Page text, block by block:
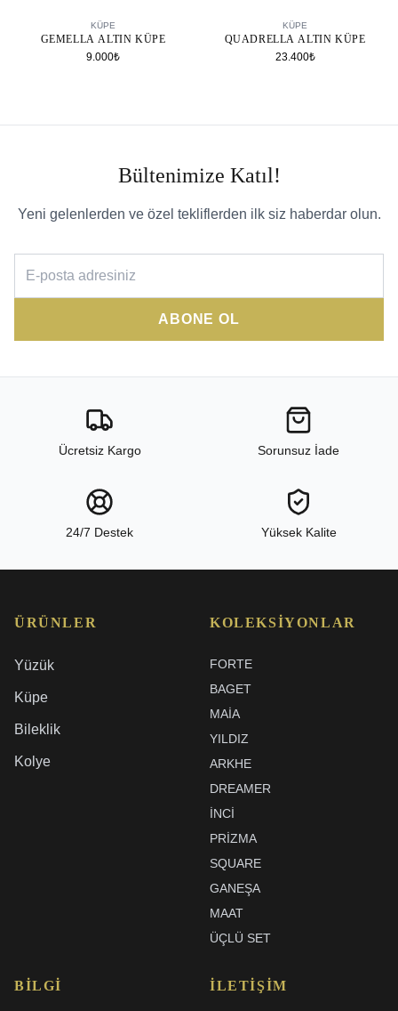
KÜPE
GEMELLA ALTIN KÜPE
9.000₺
KÜPE
QUADRELLA ALTIN KÜPE
23.400₺
Bültenimize Katıl!
Yeni gelenlerden ve özel tekliflerden ilk siz haberdar olun.
ABONE OL
Ücretsiz Kargo Sorunsuz İade
24/7 Destek Yüksek Kalite
ÜRÜNLER
Yüzük
Küpe
Bileklik
Kolye
KOLEKSIYONLAR
FORTE
BAGET
MAIA
YILDIZ
ARKHE
DREAMER
İNCI
PRIZMA
SQUARE
GANEŞA
MAAT
ÜÇLÜ SET
BILGI İLETIŞIM